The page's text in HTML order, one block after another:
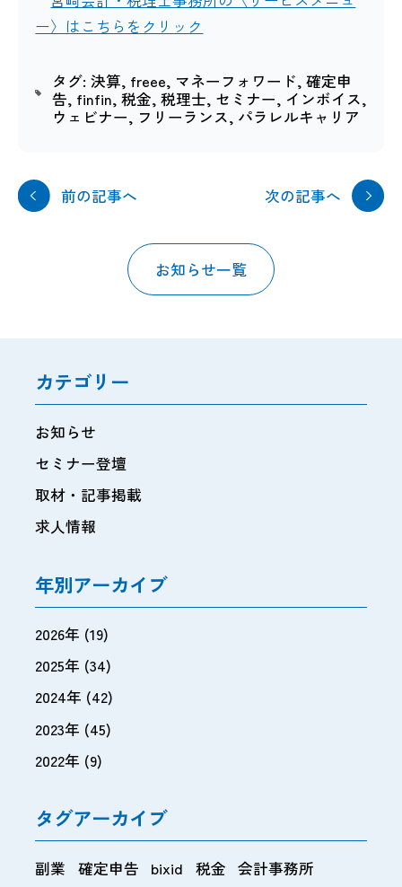
ー〉はこちらをクリック
タグ:決算, freee, マネーフォワード,確定申
告, finfin,税金,税理士, セミナー, インボイス,
ウェビナー, フリーランス, パラレルキャリア
前の記事へ
お知らせ一覧
次の記事へ
カテゴリー
お知らせ
セミナー登壇
取材・記事掲載
求人情報
年別アーカイブ
2026年 (19)
2025年 (34)
2024年 (42)
2023年 (45)
2022年 (9)
タグアーカイブ
副業 確定申告 bixid 税金 会計事務所